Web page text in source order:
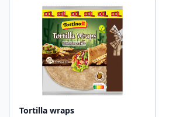
Tortilla wraps